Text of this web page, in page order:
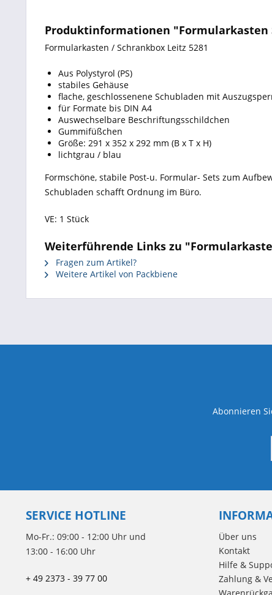
Produktinformationen "Formularkasten
Formularkasten / Schrankbox Leitz 5281
Aus Polystyrol (PS)
stabiles Gehäuse
flache, geschlossenene Schubladen mit
für Formate bis DIN A4
Auswechselbare Beschriftungsschildchen
Gummifüßchen
Größe: 291 x 352 x 292 mm (B x T x H)
lichtgrau / blau
Formschöne, stabile Post-u. Formular- Sets zum
Schubladen schafft Ordnung im Büro.
VE: 1 Stück
Weiterführende Links zu
Fragen zum Artikel?
Weitere Artikel von Packbiene
Abonnieren
SERVICE HOTLINE
Mo-Fr.: 09:00 - 12:00 Uhr und
13:00 - 16:00 Uhr
+ 49 2373 - 39 77 00
Über uns
Kontakt
Hilfe &
Zahlung &